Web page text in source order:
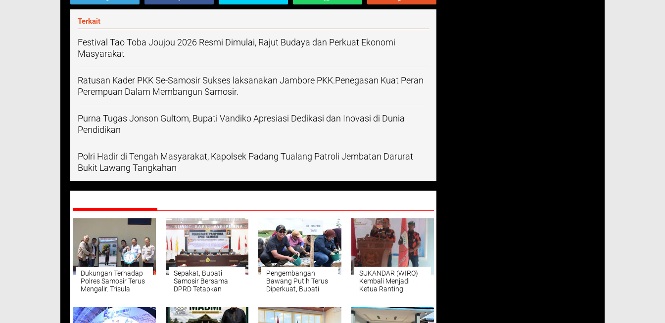
Terkait
Festival Tao Toba Joujou 2026 Resmi Dimulai, Rajut Budaya dan Perkuat Ekonomi
Masyarakat
Ratusan Kader PKK Se-Samosir Sukses laksanakan Jambore PKK.Penegasan Kuat Peran
Perempuan Dalam Membangun Samosir.
Purna Tugas Jonson Gultom, Bupati Vandiko Apresiasi Dedikasi dan Inovasi di Dunia
Pendidikan
Polri Hadir di Tengah Masyarakat, Kapolsek Padang Tualang Patroli Jembatan Darurat
Bukit Lawang Tangkahan
Dukungan Terhadap
Polres Samosir Terus
Mengalir. Trisula
dan Cermin Kepada
Kapolres Samosir.
Sepakat, Bupati
Samosir Bersama
DPRD Tetapkan
Pelaksanaan APBD
Tahun Anggaran
Pengembangan
Bawang Putih Terus
Diperkuat, Bupati
Ton Benih Bawang
Putih
SUKANDAR (WIRO)
Kembali Menjadi
Ketua Ranting
Bingai Periode
2026;-2028